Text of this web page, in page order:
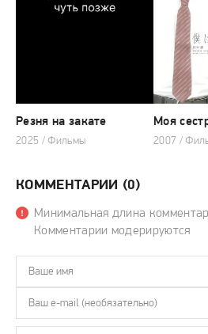
Резня на закате
2025 / Фильмы
Моя
КОММЕНТАРИИ (0)
Минимальная длина
Комментарии модерируются